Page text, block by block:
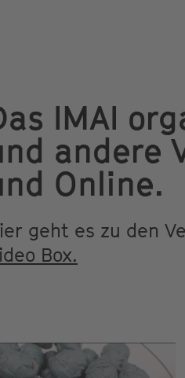
IMAI
andere
Online.
geht es zu den
Box.